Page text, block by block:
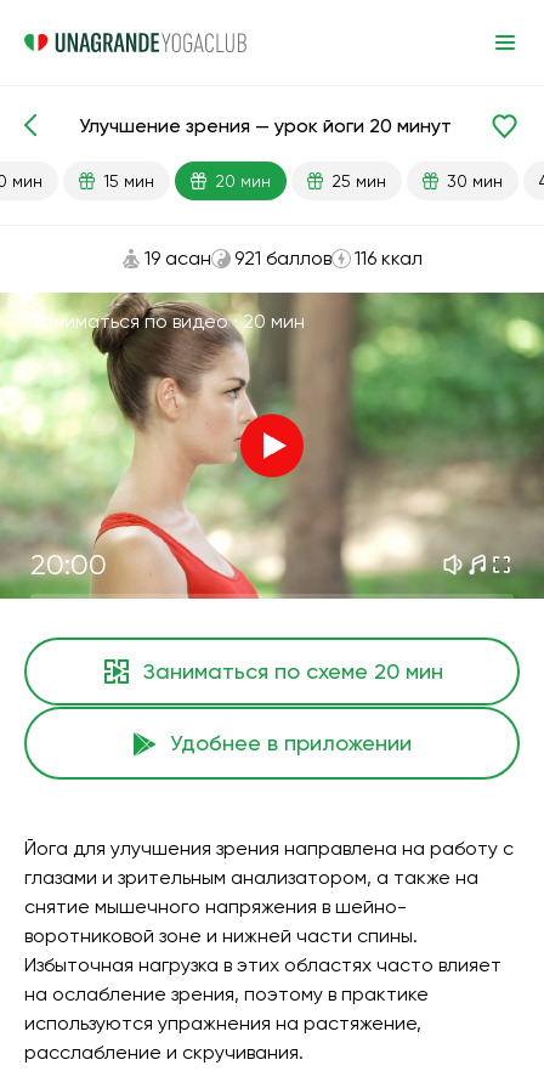
Готовые уроки Зрение
Улучшение зрения — урок йоги 20 минут
мин 15 мин 20 мин 25 мин 30 мин
19 асан 921 баллов 116 ккал
Заниматься по видео ·20 мин
20:00
Заниматься по схеме 20 мин
Удобнее в приложении
Йога для улучшения зрения направлена на работу с
глазами и зрительным анализатором, а также на
снятие мышечного напряжения в шейно-
воротниковой зоне и нижней части спины.
Избыточная нагрузка в этих областях часто влияет
на ослабление зрения, поэтому в практике
используются упражнения на растяжение,
расслабление и скручивания.